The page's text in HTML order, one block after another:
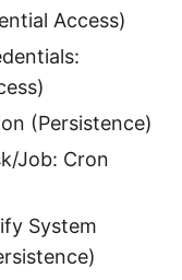
Access)
(Persistence)
Job: Cron
System